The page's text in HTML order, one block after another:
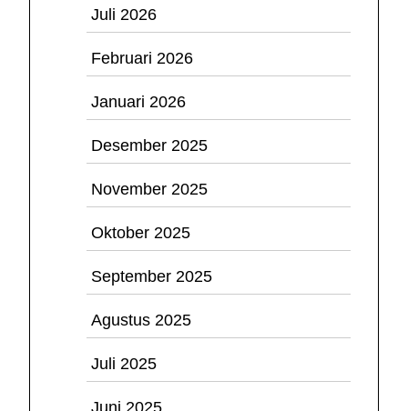
Juli 2026
Februari 2026
Januari 2026
Desember 2025
November 2025
Oktober 2025
September 2025
Agustus 2025
Juli 2025
Juni 2025